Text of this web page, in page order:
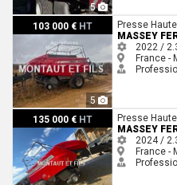
5
103 000 € HT
5
Massey Ferguson 2260 SPPresse
MASSEY
2022 /
France -
135 000 € HT
Massey Ferguson LB 2224Presse
MASSEY
2024 /
France -